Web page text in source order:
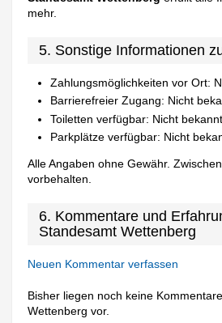
mehr.
5. Sonstige Informationen
Zahlungsmöglichkeiten vor Ort:
Barrierefreier Zugang: Nicht
Toiletten verfügbar: Nicht bekannt
Parkplätze verfügbar: Nicht
Alle Angaben ohne Gewähr.
vorbehalten.
6. Kommentare und
Standesamt Wettenberg
Neuen Kommentar verfassen
Bisher liegen noch keine
Wettenberg vor.